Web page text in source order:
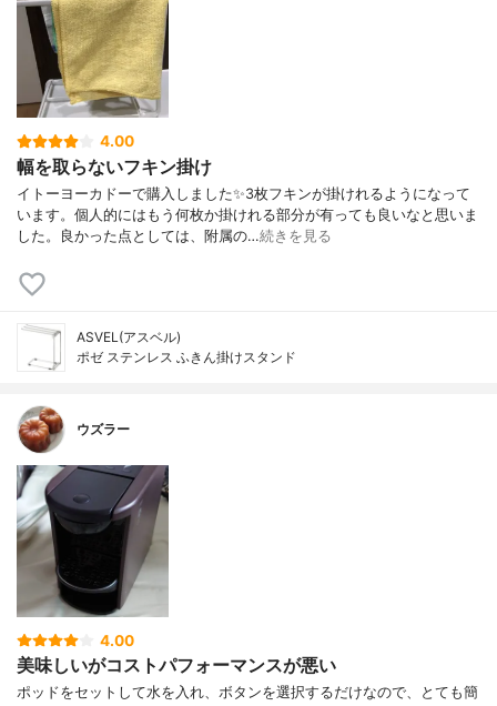
4.00
幅を取らないフキン掛け
イトーヨーカドーで購入しました✨3枚フキンが掛けれるようになって
います。個人的にはもう何枚か掛けれる部分が有っても良いなと思いま
した。良かった点としては、附属の…続きを見る
ASVEL(アスベル)
ポゼ ステンレス ふきん掛けスタンド
ウズラー
4.00
美味しいがコストパフォーマンスが悪い
ポッドをセットして水を入れ、ボタンを選択するだけなので、とても簡